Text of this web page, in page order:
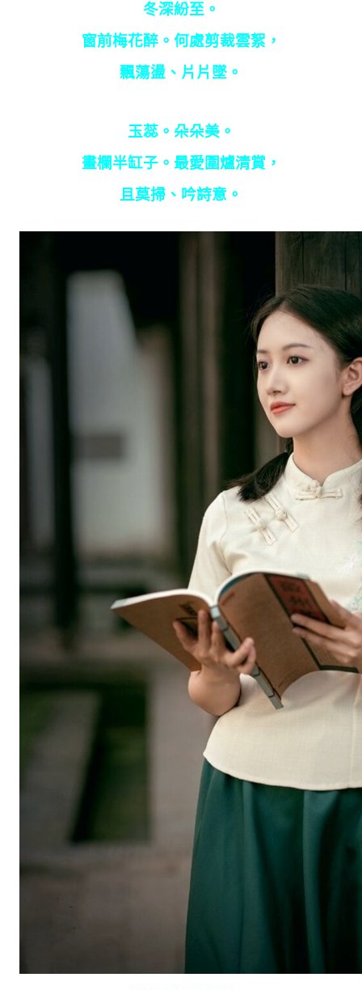
冬深紛至。
窗前梅花醉。何處剪裁雲絮，
飄蕩盪、片片墜。
玉蕊。朵朵美。
畫欄半缸子。最愛圍爐清賞，
且莫掃、吟詩意。